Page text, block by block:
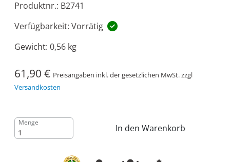
Produktnr.: B2741
Verfügbarkeit: Vorrätig
Gewicht: 0,56 kg
61,90 € Preisangaben inkl. der gesetzlichen MwSt. zzgl
Versandkosten
Menge
In den Warenkorb